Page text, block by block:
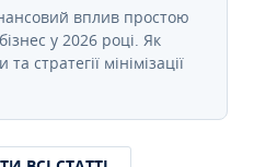
вплив простою
у 2026 році. Як
стратегії мінімізації